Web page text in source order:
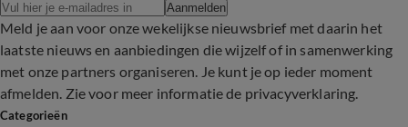
Aanmelden
Meld je aan voor onze wekelijkse nieuwsbrief met daarin het
laatste nieuws en aanbiedingen die wijzelf of in samenwerking
met onze partners organiseren. Je kunt je op ieder moment
afmelden. Zie voor meer informatie de privacyverklaring.
Categorieën